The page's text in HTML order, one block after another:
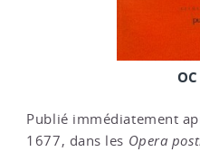
Publié immédiatement
1677, dans les Opera